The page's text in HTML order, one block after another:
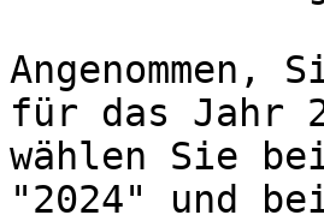
für das Jahr
wählen Sie
"2024" und